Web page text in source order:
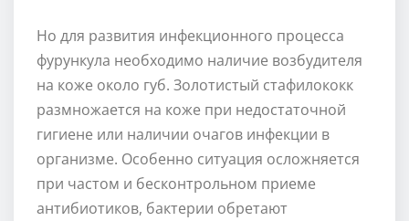
Но для развития инфекционного процесса
фурункула необходимо наличие возбудителя
на коже около губ. Золотистый стафилококк
размножается на коже при недостаточной
гигиене или наличии очагов инфекции в
организме. Особенно ситуация осложняется
при частом и бесконтрольном приеме
антибиотиков, бактерии обретают